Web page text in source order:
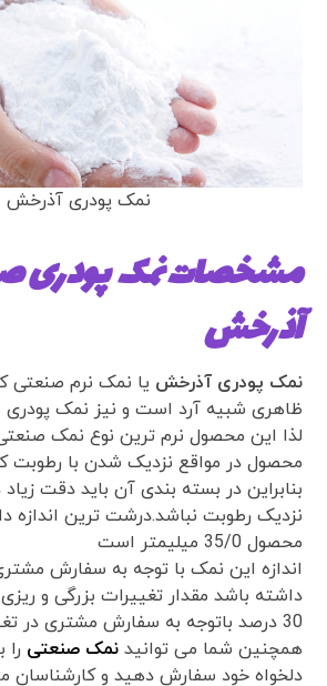
نمک پودری آذرخش
مشخصات نمک پودری
آذرخش
نمک پودری آذرخش یا نمک نرم صنعتی
ظاهری شبیه آرد است و نیز نمک پودری
لذا این محصول نرم ترین نوع نمک
محصول در مواقع نزدیک شدن با رطوبت
بنابراین در بسته بندی آن باید دقت
نزدیک رطوبت نباشد.درشت ترین اندازه
محصول 35/0 میلیمتر است
اندازه این نمک با توجه به سفارش
30 درصد باتوجه به سفارش مشتری در
همچنین شما می توانیدنمک صنعتی را
دلخواه خود سفارش دهید و کارشناسان